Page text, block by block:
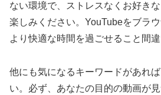
ない環境で、ストレスなくお好き
楽しみください。YouTubeをブラ
より快適な時間を過ごせること間違
他にも気になるキーワードがあれ
い。必ず、あなたの目的の動画